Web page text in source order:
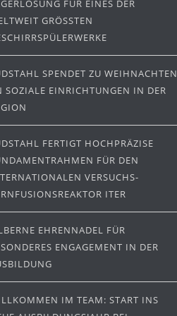
FÜR EINES DER
GRÖSSTEN G
SPENDET ZU WEIHNACHTEN
SOZIALE EINRICHTUNGEN IN DER
FERTIGT HOCHPRÄZISE
FÜR DEN
VERSUCHS-
ITER
EHRENNADEL FÜR
ENGAGEMENT IN DER
IM TEAM: START INS